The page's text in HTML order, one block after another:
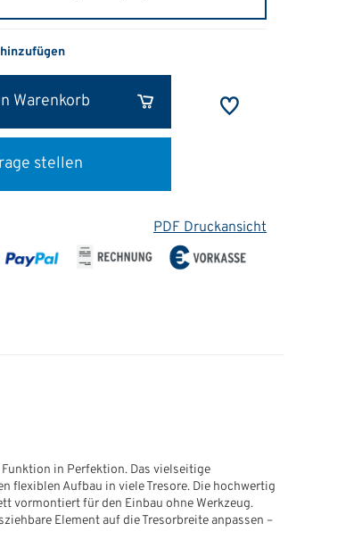
Warenkorb
stellen
PDF Druckansicht
in Perfektion. Das vielseitige
flexiblen Aufbau in viele Tresore. Die hochwertig
vormontiert für den Einbau ohne Werkzeug.
Element auf die Tresorbreite anpassen –